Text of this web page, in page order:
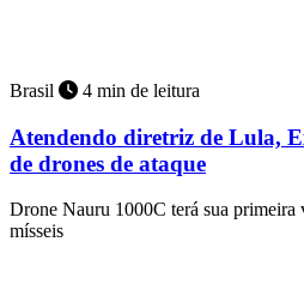
Brasil 4 min de leitura
Atendendo diretriz de Lula,
de drones de ataque
Drone Nauru 1000C terá sua primeira
mísseis